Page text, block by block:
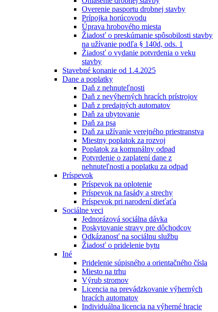
Overenie pasportu drobnej stavby
Prípojka horúcovodu
Úprava hrobového miesta
Žiadosť o preskúmanie spôsobilosti stavby
na užívanie podľa § 140d, ods. 1
Žiadosť o vydanie potvrdenia o veku
stavby
Stavebné konanie od 1.4.2025
Dane a poplatky
Daň z nehnuteľnosti
Daň z nevýherných hracích prístrojov
Daň z predajných automatov
Daň za ubytovanie
Daň za psa
Daň za užívanie verejného priestranstva
Miestny poplatok za rozvoj
Poplatok za komunálny odpad
Potvrdenie o zaplatení dane z
nehnuteľnosti a poplatku za odpad
Príspevok
Príspevok na oplotenie
Príspevok na fasády a strechy
Príspevok pri narodení dieťaťa
Sociálne veci
Jednorázová sociálna dávka
Poskytovanie stravy pre dôchodcov
Odkázanosť na sociálnu službu
Žiadosť o pridelenie bytu
Iné
Pridelenie súpisného a orientačného čísla
Miesto na trhu
Výrub stromov
Licencia na prevádzkovanie výherných
hracích automatov
Individuálna licencia na výherné hracie